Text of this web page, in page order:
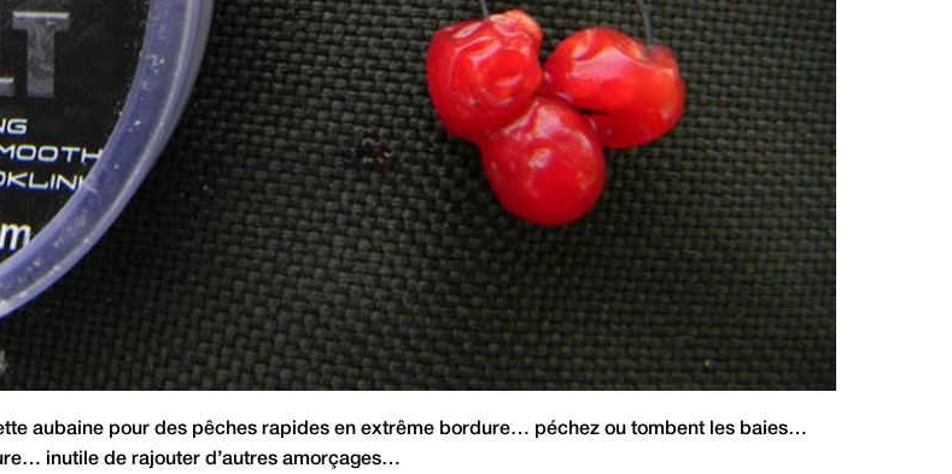
aubaine pour des pêches rapides en extrême bordure… péchez ou tombent les baies…
inutile de rajouter d’autres amorçages…